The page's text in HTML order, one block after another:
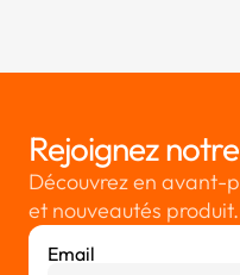
Rejoignez
Découvrez en avant-
et nouveautés produit.
Email